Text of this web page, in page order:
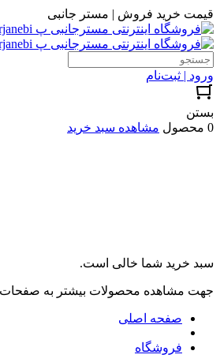
قیمت خرید فروش | مستر جانبی
ورود | ثبت‌نام
بستن
0 محصول
مشاهده سبد خرید
سبد خرید شما خالی است.
جهت مشاهده محصولات بیشتر به صفحات
صفحه اصلی
فروشگاه